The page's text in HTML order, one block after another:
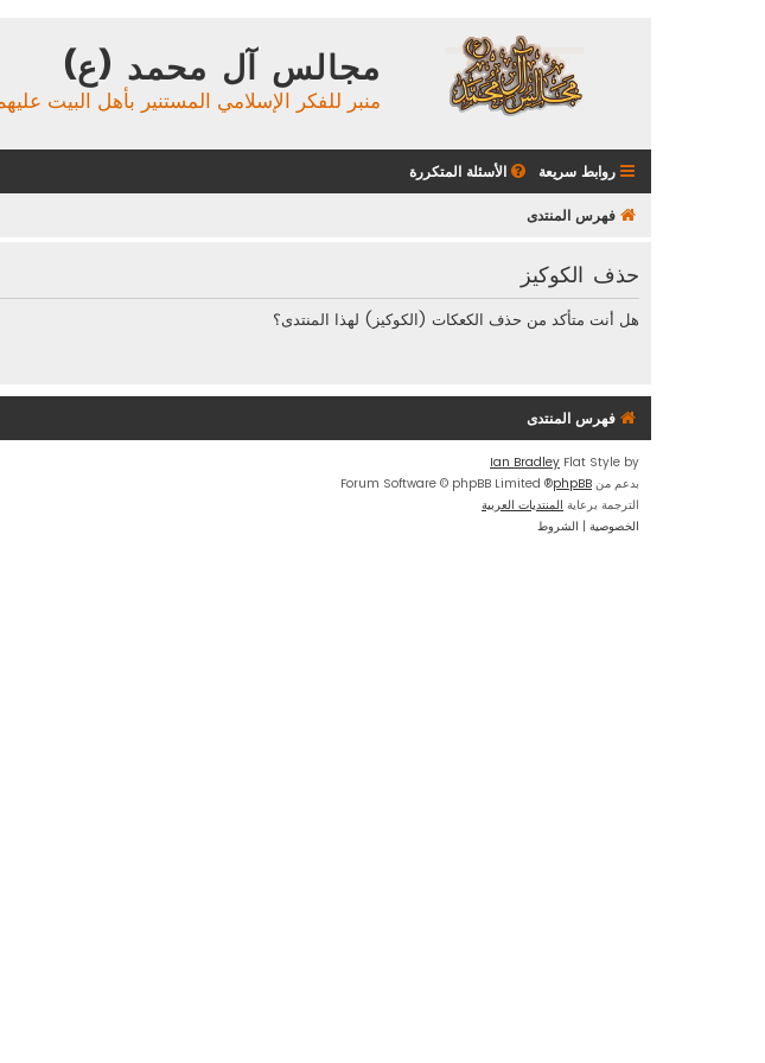
مجالس آل محمد (ع)
منبر للفكر الإسلامي المستنير بأهل البيت
روابط سريعة الأسئلة المتكررة
فهرس المنتدى
حذف الكوكيز
هل أنت متأكد من حذف الكعكات (الكوكيز) لهذا المنتدى؟
فهرس المنتدى
Flat Style by
Ian Bradley
بدعم من phpBB
® Forum Software © phpBB Limited
الترجمة برعاية المنتديات العربية
الخصوصية | الشروط